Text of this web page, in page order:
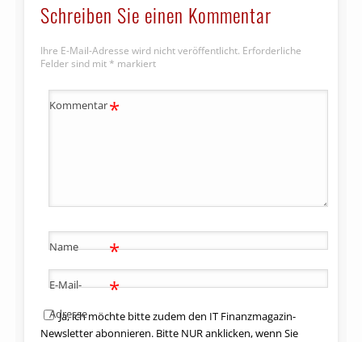
Schreiben Sie einen Kommentar
Ihre E-Mail-Adresse wird nicht veröffentlicht. Erforderliche
Felder sind mit * markiert
Kommentar*
Name *
E-Mail-
Adresse
*
Ja, ich möchte bitte zudem den IT Finanzmagazin-
Newsletter abonnieren. Bitte NUR anklicken, wenn Sie